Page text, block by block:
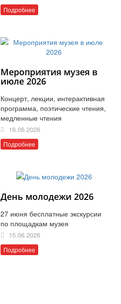
Подробнее
Мероприятия музея в
июле 2026
Концерт, лекции, интерактивная
программа, поэтические чтения,
медленные чтения
16.06.2026
Подробнее
День молодежи 2026
27 июня бесплатные экскурсии
по площадкам музея
15.06.2026
Подробнее